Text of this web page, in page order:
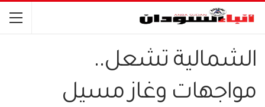
الشمالية تشعل..
مواجهات وغاز مسيل